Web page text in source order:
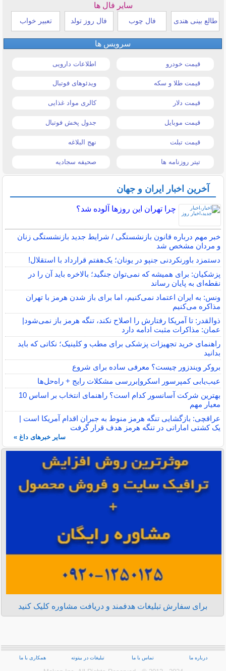
سایر فال ها
طالع بینی هندی فال چوب فال روز تولد تعبیر خواب
سرویس ها
قیمت خودرو اطلاعات دارویی
قیمت طلا و سکه ویدئوهای فوتبال
قیمت دلار کالری مواد غذایی
قیمت موبایل جدول پخش فوتبال
قیمت تبلت نهج البلاغه
تیتر روزنامه ها صحیفه سجادیه
آخرین اخبار ایران و جهان
چرا تهران این روزها آلوده شد؟
خبر مهم درباره قانون بازنشستگی / شرایط جدید بازنشستگی زنان
و مردان مشخص شد
دستمزد باورنکردنی جنپو در یونان؛ یک‌هفتم قرارداد با استقلال!
پزشکیان: برای همیشه که نمی‌توان جنگید؛ بالاخره باید آن را در
نقطه‌ای به پایان رساند
ونس: به ایران اعتماد نمی‌کنیم، اما برای باز شدن هرمز با تهران
مذاکره می‌کنیم
ذوالقدر: تا آمریکا رفتارش را اصلاح نکند، تنگه هرمز باز نمی‌شود|
عمان: مذاکرات مثبت ادامه دارد
راهنمای خرید تجهیزات پزشکی برای مطب و کلینیک؛ نکاتی که باید
بدانید
بروکر ویندزور چیست؟ معرفی ساده برای شروع
عیب‌یابی کمپرسور اسکرو|بررسی مشکلات رایج + راه‌حل‌ها
بهترین شرکت آسانسور کدام است؟ راهنمای انتخاب بر اساس 10
معیار مهم
عراقچی: بازگشایی تنگه هرمز منوط به جبران اقدام آمریکا است |
یک کشتی اماراتی در تنگه هرمز هدف قرار گرفت
سایر خبرهای داغ »
برای سفارش تبلیغات هدفمند و دریافت مشاوره کلیک کنید
درباره ما تماس با ما تبلیغات در بیتوته همکاری با ما